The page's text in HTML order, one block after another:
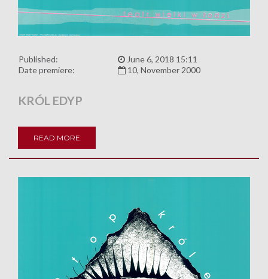
Published:
June 6, 2018 15:11
Date premiere:
10, November 2000
KRÓL EDYP
READ MORE